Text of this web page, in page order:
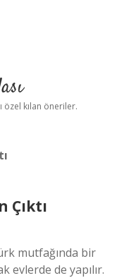
özel kılan öneriler.
Çıktı
mutfağında bir
evlerde de yapılır.